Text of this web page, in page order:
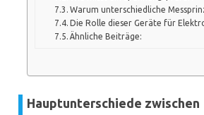
Warum unterschiedliche
Die Rolle dieser Geräte für
Ähnliche Beiträge:
Hauptunterschiede zwischen